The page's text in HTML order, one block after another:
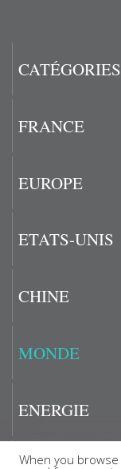
CATÉGORIES
FRANCE
EUROPE
ETATS-UNIS
CHINE
MONDE
ENERGIE
When you